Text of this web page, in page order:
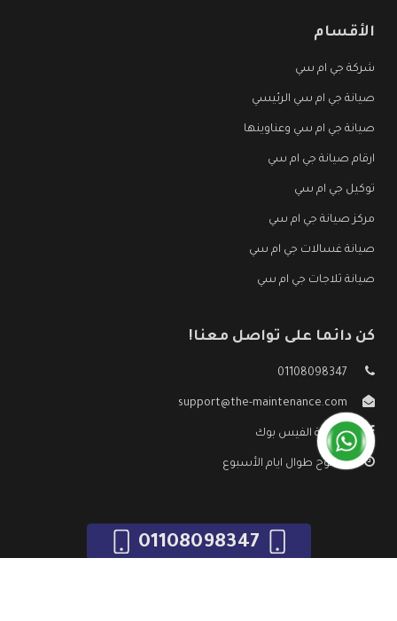
الأقسام
شركة جي ام سي
صيانة جي ام سي الرئيسي
صيانة جي ام سي وعناوينها
ارقام صيانة جي ام سي
توكيل جي ام سي
مركز صيانة جي ام سي
صيانة غسالات جي ام سي
صيانة ثلاجات جي ام سي
كن دائما على تواصل معنا!
01108098347
support@the-maintenance.com
صفحة الفيس بوك
مفتوح طوال ايام الأسبوع
01108098347